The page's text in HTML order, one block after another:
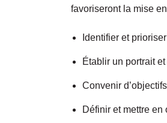
favoriseront la mise
Identifier et
Établir un portrait
Convenir
Définir et mettre en